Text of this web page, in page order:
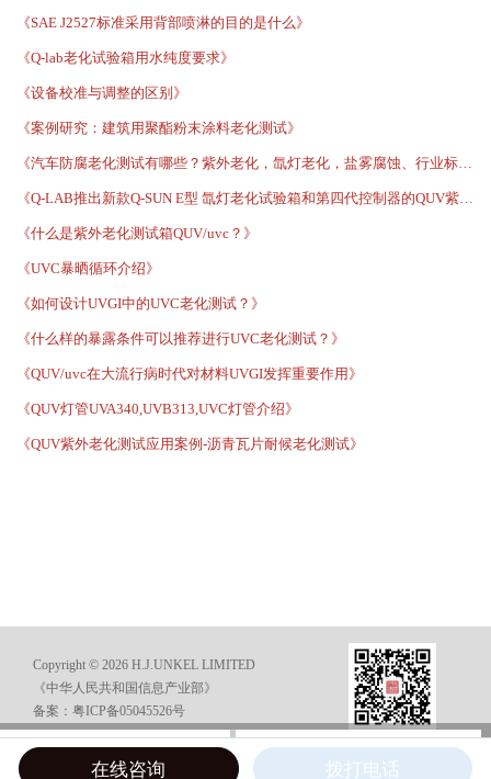
《SAE J2527标准采用背部喷淋的目的是什么》
《Q-lab老化试验箱用水纯度要求》
《设备校准与调整的区别》
《案例研究：建筑用聚酯粉末涂料老化测试》
《汽车防腐老化测试有哪些？紫外老化，氙灯老化，盐雾腐蚀、行业标准，都在这里！》
《Q-LAB推出新款Q-SUN E型 氙灯老化试验箱和第四代控制器的QUV紫外老化试验箱》
《什么是紫外老化测试箱QUV/uvc？》
《UVC暴晒循环介绍》
《如何设计UVGI中的UVC老化测试？》
《什么样的暴露条件可以推荐进行UVC老化测试？》
《QUV/uvc在大流行病时代对材料UVGI发挥重要作用》
《QUV灯管UVA340,UVB313,UVC灯管介绍》
《QUV紫外老化测试应用案例-沥青瓦片耐候老化测试》
Copyright © 2026 H.J.UNKEL LIMITED
《中华人民共和国信息产业部》
备案：粤ICP备05045526号
在线咨询 电话咨询
在线咨询 拨打电话